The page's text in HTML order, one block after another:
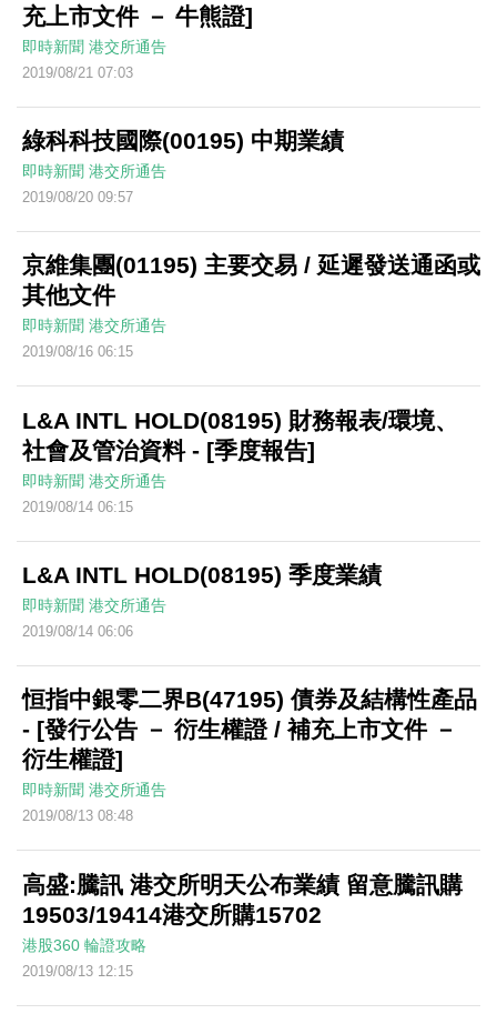
充上市文件 － 牛熊證]
即時新聞 港交所通告
2019/08/21 07:03
綠科科技國際(00195) 中期業績
即時新聞 港交所通告
2019/08/20 09:57
京維集團(01195) 主要交易 / 延遲發送通函或
其他文件
即時新聞 港交所通告
2019/08/16 06:15
L&A INTL HOLD(08195) 財務報表/環境、
社會及管治資料 - [季度報告]
即時新聞 港交所通告
2019/08/14 06:15
L&A INTL HOLD(08195) 季度業績
即時新聞 港交所通告
2019/08/14 06:06
恒指中銀零二界B(47195) 債券及結構性產品
- [發行公告 － 衍生權證 / 補充上市文件 －
衍生權證]
即時新聞 港交所通告
2019/08/13 08:48
高盛:騰訊 港交所明天公布業績 留意騰訊購
19503/19414港交所購15702
港股360 輪證攻略
2019/08/13 12:15